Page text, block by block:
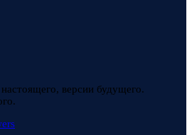
версии будущего.